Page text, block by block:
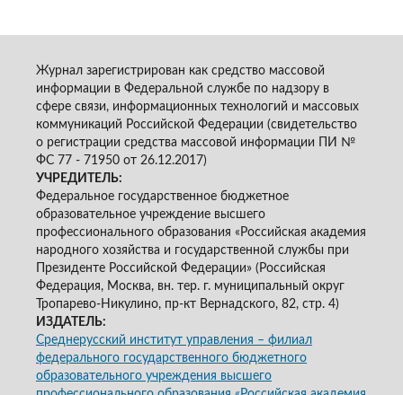
Журнал зарегистрирован как средство массовой
информации в Федеральной службе по надзору в
сфере связи, информационных технологий и массовых
коммуникаций Российской Федерации (свидетельство
о регистрации средства массовой информации ПИ №
ФС 77 - 71950 от 26.12.2017)
УЧРЕДИТЕЛЬ:
Федеральное государственное бюджетное
образовательное учреждение высшего
профессионального образования «Российская академия
народного хозяйства и государственной службы при
Президенте Российской Федерации» (Российская
Федерация, Москва, вн. тер. г. муниципальный округ
Тропарево-Никулино, пр-кт Вернадского, 82, стр. 4)
ИЗДАТЕЛЬ:
Среднерусский институт управления – филиал
федерального государственного бюджетного
образовательного учреждения высшего